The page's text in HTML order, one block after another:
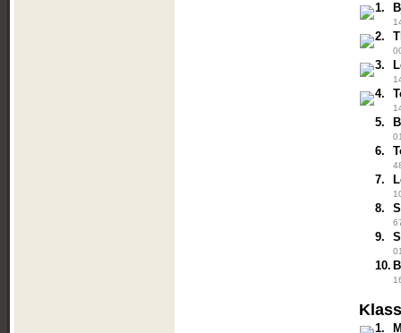
1.
2.
3.
4.
5.
6.
7.
8.
9.
10.
1.